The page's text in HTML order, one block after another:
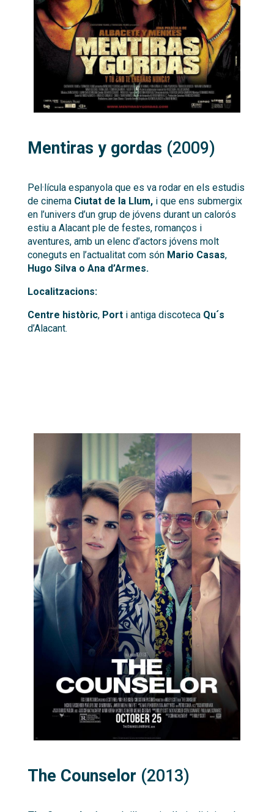
Mentiras y gordas (2009)
Pel·lícula espanyola que es va rodar en els estudis
de cinema Ciutat de la Llum,i que ens submergix
en l’univers d’un grup de jóvens durant un calorós
estiu a Alacant ple de festes, romanços i
aventures, amb un elenc d’actors jóvens molt
coneguts en l’actualitat com són Mario Casas,
Hugo Silva o Ana d’Armes.
Localitzacions:
Centre històric, Porti antiga discotecaQu´s
d’Alacant.
The Counselor (2013)